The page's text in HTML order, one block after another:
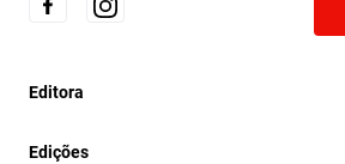
Editora
Edições